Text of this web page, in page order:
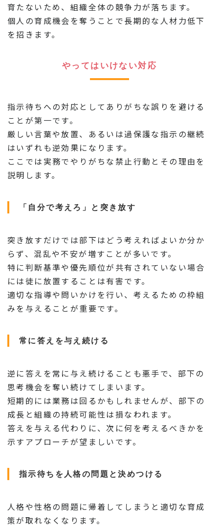
育たないため、組織全体の競争力が落ちます。
個人の育成機会を奪うことで長期的な人材力低下
を招きます。
やってはいけない対応
指示待ちへの対応としてありがちな誤りを避ける
ことが第一です。
厳しい言葉や放置、あるいは過保護な指示の継続
はいずれも逆効果になります。
ここでは実務でやりがちな禁止行動とその理由を
説明します。
「自分で考えろ」と突き放す
突き放すだけでは部下はどう考えればよいか分か
らず、混乱や不安が増すことが多いです。
特に判断基準や優先順位が共有されていない場合
には徒に放置することは有害です。
適切な指導や問いかけを行い、考えるための枠組
みを与えることが重要です。
常に答えを与え続ける
逆に答えを常に与え続けることも悪手で、部下の
思考機会を奪い続けてしまいます。
短期的には業務は回るかもしれませんが、部下の
成長と組織の持続可能性は損なわれます。
答えを与える代わりに、次に何を考えるべきかを
示すアプローチが望ましいです。
指示待ちを人格の問題と決めつける
人格や性格の問題に帰着してしまうと適切な育成
策が取れなくなります。